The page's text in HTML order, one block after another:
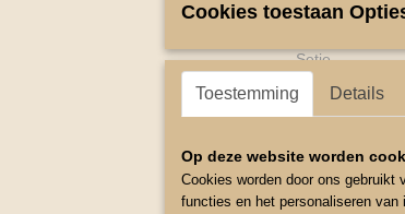
Setje
Katoen dekje
Oornetje met
het matriaal
Cookies toestaan
Toestemming Details
Op deze website worden
Cookies worden door ons gebruikt
functies en het personaliseren